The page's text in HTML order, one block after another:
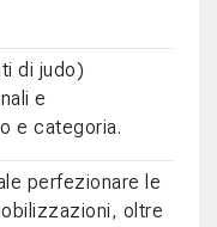
di judo)
e
e categoria.
perfezionare le
oltre